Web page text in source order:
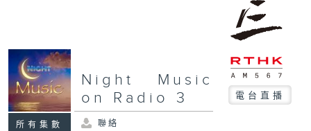
所有集數
Night Music
on Radio 3
電台直播
聯絡